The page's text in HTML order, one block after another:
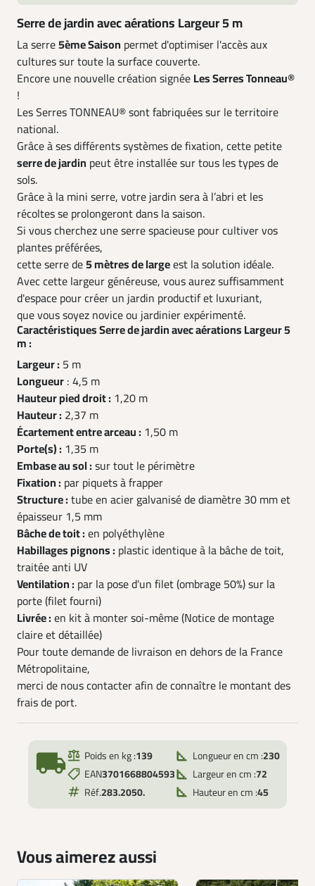
Serre de jardin avec aérations Largeur 5 m
La serre5ème Saison permet d'optimiser l'accès aux
cultures sur toute la surface couverte.
Encore une nouvelle création signée Les Serres Tonneau®
!
Les Serres TONNEAU® sont fabriquées sur le territoire
national.
Grâce à ses différents systèmes de fixation, cette petite
serre de jardin peut être installée sur tous les types de
sols.
Grâce à la mini serre, votre jardin sera à l’abri et les
récoltes se prolongeront dans la saison.
Si vous cherchez une serre spacieuse pour cultiver vos
plantes préférées,
cette serre de5 mètres de largeest la solution idéale.
Avec cette largeur généreuse, vous aurez suffisamment
d'espace pour créer un jardin productif et luxuriant,
que vous soyez novice ou jardinier expérimenté.
Caractéristiques Serre de jardin avec aérations Largeur 5
m :
Largeur : 5 m
Longueur : 4,5 m
Hauteur pied droit : 1,20 m
Hauteur : 2,37 m
Écartement entre arceau : 1,50 m
Porte(s) : 1,35 m
Embase au sol : sur tout le périmètre
Fixation : par piquets à frapper
Structure : tube en acier galvanisé de diamètre 30 mm et
épaisseur 1,5 mm
Bâche de toit : en polyéthylène
Habillages pignons : plastic identique à la bâche de toit,
traitée anti UV
Ventilation : par la pose d'un filet (ombrage 50%) sur la
porte (filet fourni)
Livrée : en kit à monter soi-même (Notice de montage
claire et détaillée)
Pour toute demande de livraison en dehors de la France
Métropolitaine,
merci de nous contacter afin de connaître le montant des
frais de port.
local_shipping Poids en kg :139
EAN3701668804593
Réf.283.2050.
Longueur en cm :230
Largeur en cm :72
Hauteur en cm :45
Vous aimerez aussi